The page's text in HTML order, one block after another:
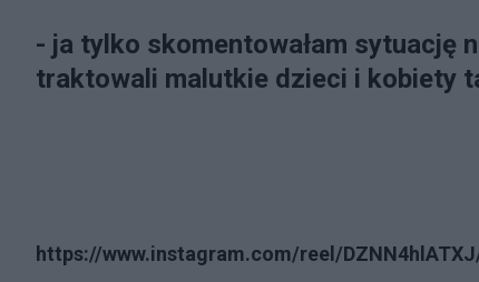
- ja tylko skomentowałam sytuację
traktowali malutkie dzieci i kobiety
https://www.instagram.com/reel/